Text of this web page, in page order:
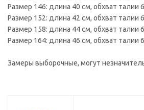
Размер 146: длина 40 см, обхват талии
Размер 152: длина 42 см, обхват талии
Размер 158: длина 44 см, обхват талии
Размер 164: длина 46 см, обхват талии
Замеры выборочные, могут